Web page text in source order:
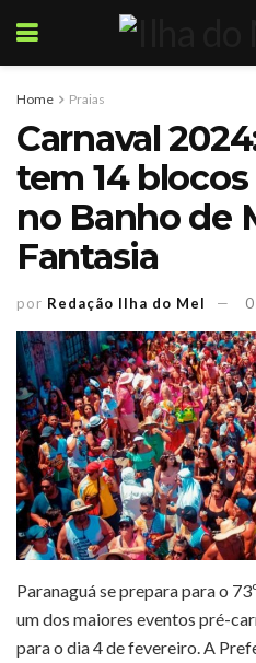
Home Praias
Carnaval
tem 14
no Banho de
Fantasia
por Redação Ilha do Mel
Paranaguá se prepara para o
um dos maiores eventos pré-
para o dia 4 de fevereiro. A